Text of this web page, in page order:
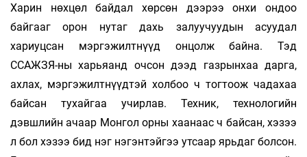
Харин нөхцөл байдал хөрсөн дээрээ онхи ондоо
байгааг орон нутаг дахь залуучуудын асуудал
хариуцсан мэргэжилтнүүд онцолж байна. Тэд
ССАЖЗЯ-ны харьяанд очсон дээд газрынхаа дарга,
ахлах, мэргэжилтнүүдтэй холбоо ч тогтоож чадахаа
байсан тухайгаа учирлав. Техник, технологийн
дэвшлийн ачаар Монгол орны хаанаас ч байсан, хэзээ
л бол хэзээ бид нэг нэгэнтэйгээ утсаар ярьдаг болсон.